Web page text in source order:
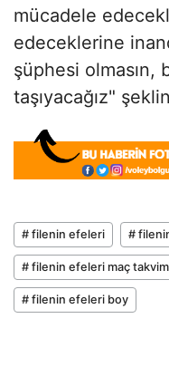
mücadele
edeceklerine
şüphesi olmasın,
taşıyacağız"
# filenin efeleri #
# filenin efeleri maç
# filenin efeleri boy